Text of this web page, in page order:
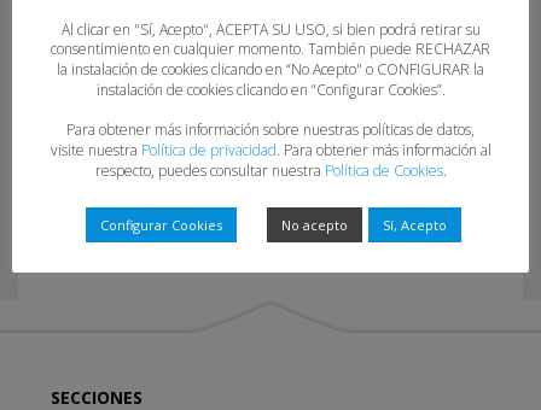
14-22-23
SECCIONES
Al clicar en "Sí, Acepto", ACEPTA SU USO, si bien podrá retirar su
consentimiento en cualquier momento. También puede RECHAZAR
la instalación de cookies clicando en “No Acepto" o CONFIGURAR la
instalación de cookies clicando en “Configurar Cookies”.
Para obtener más información sobre nuestras políticas de datos,
visite nuestra Política de privacidad. Para obtener más información al
respecto, puedes consultar nuestra Política de Cookies.
Configurar Cookies No acepto Sí, Acepto